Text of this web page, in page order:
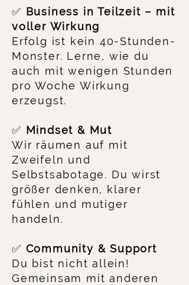
✅ Business in Teilzeit – mit
voller Wirkung
Erfolg ist kein 40-Stunden-
Monster. Lerne, wie du
auch mit wenigen Stunden
pro Woche Wirkung
erzeugst.
✅ Mindset & Mut
Wir räumen auf mit
Zweifeln und
Selbstsabotage. Du wirst
größer denken, klarer
fühlen und mutiger
handeln.
✅ Community & Support
Du bist nicht allein!
Gemeinsam mit anderen